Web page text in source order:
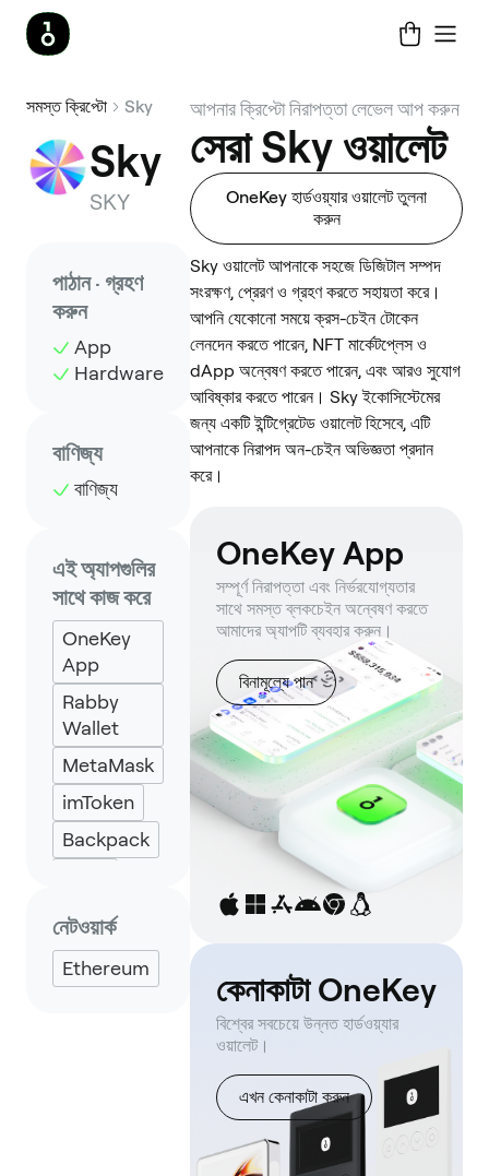
সমস্ত ক্রিপ্টো Sky
Sky
SKY
পাঠান · গ্রহণ
করুন
App
Hardware
বাণিজ্য
বাণিজ্য
এই অ্যাপগুলির
সাথে কাজ করে
OneKey
App
Rabby
Wallet
MetaMask
imToken
Backpack
Eternl
নেটওয়ার্ক
Ethereum
আপনার ক্রিপ্টো নিরাপত্তা লেভেল আপ করুন
সেরা Sky ওয়ালেট
OneKey হার্ডওয়্যার ওয়ালেট তুলনা
করুন
Sky ওয়ালেট আপনাকে সহজে ডিজিটাল সম্পদ
সংরক্ষণ, প্রেরণ ও গ্রহণ করতে সহায়তা করে।
আপনি যেকোনো সময়ে ক্রস-চেইন টোকেন
লেনদেন করতে পারেন, NFT মার্কেটপ্লেস ও
dApp অন্বেষণ করতে পারেন, এবং আরও সুযোগ
আবিষ্কার করতে পারেন। Sky ইকোসিস্টেমের
জন্য একটি ইন্টিগ্রেটেড ওয়ালেট হিসেবে, এটি
আপনাকে নিরাপদ অন-চেইন অভিজ্ঞতা প্রদান
করে।
OneKey App
সম্পূর্ণ নিরাপত্তা এবং নির্ভরযোগ্যতার
সাথে সমস্ত ব্লকচেইন অন্বেষণ করতে
আমাদের অ্যাপটি ব্যবহার করুন।
বিনামূল্যে পান
কেনাকাটা OneKey
বিশ্বের সবচেয়ে উন্নত হার্ডওয়্যার
ওয়ালেট।
এখন কেনাকাটা করুন